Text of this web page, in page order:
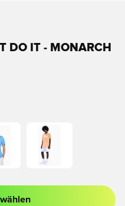
DO IT - MONARCH